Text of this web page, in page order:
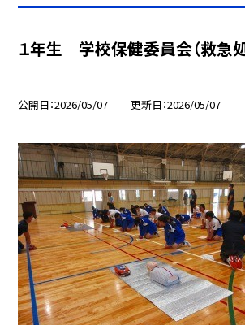
１年生 学校保健委員会（救急処
公開日 2026/05/07 更新日 2026/05/07